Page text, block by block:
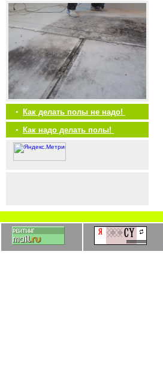
•
Как делать полы не надо!
•
Как надо делать полы!